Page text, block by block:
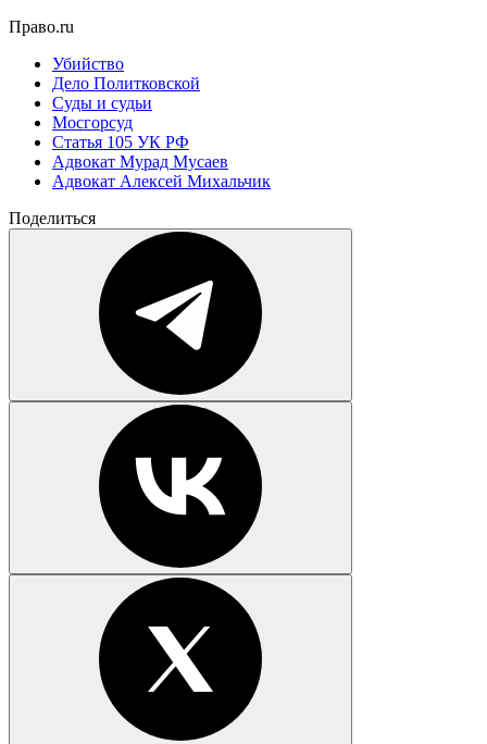
Право.ru
Убийство
Дело Политковской
Суды и судьи
Мосгорсуд
Статья 105 УК РФ
Адвокат Мурад Мусаев
Адвокат Алексей Михальчик
Поделиться